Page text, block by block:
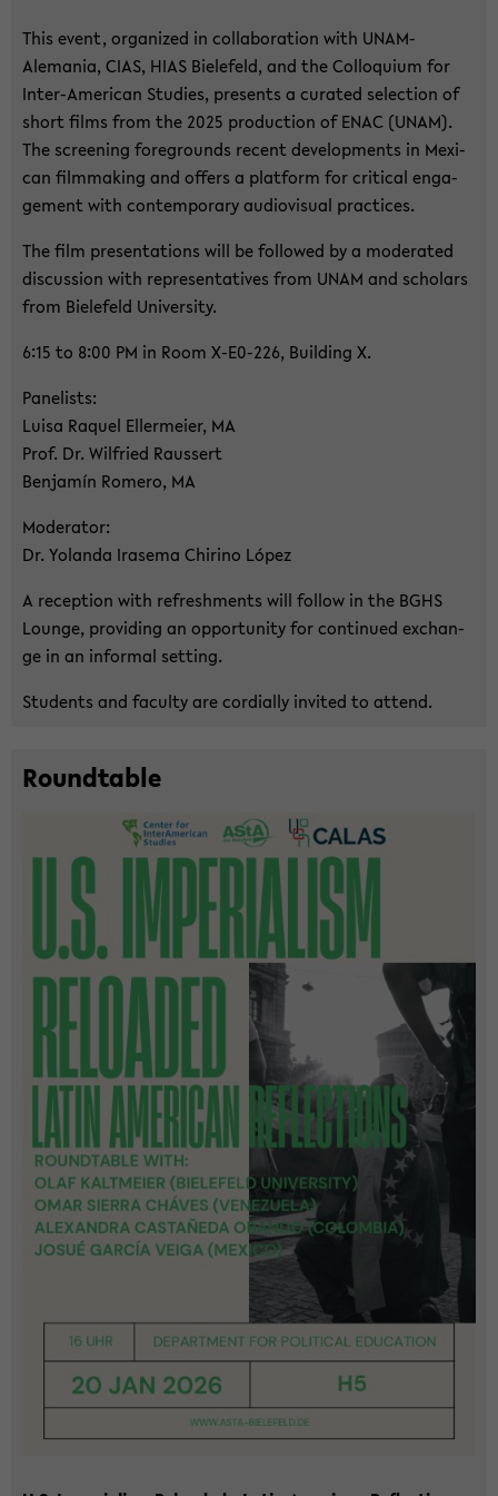
This event, or­ga­ni­zed in col­la­bo­ra­ti­on with UNAM-​
Alemania, CIAS, HIAS Bie­le­feld, and the Col­lo­qui­um for
Inter-​American Stu­dies, pres­ents a cu­ra­ted selec­tion of
short films from the 2025 pro­duc­tion of ENAC (UNAM).
The scree­ning fo­re­grounds re­cent de­ve­lo­p­ments in Me­xi­
can film­ma­king and of­fers a plat­form for cri­ti­cal en­ga­
ge­ment with con­tem­pora­ry au­dio­vi­su­al prac­ti­ces.
The film pre­sen­ta­ti­ons will be fol­lo­wed by a mo­de­ra­ted
dis­cus­sion with re­p­re­sen­ta­ti­ves from UNAM and scholars
from Bie­le­feld Uni­ver­si­ty.
6:15 to 8:00 PM in Room X-​E0-226, Buil­ding X.
Pa­nelists:
Luisa Raquel El­ler­mei­er, MA
Prof. Dr. Wil­fried Raus­sert
Ben­jamín Rome­ro, MA
Mo­de­ra­tor:
Dr. Yo­lan­da Ira­se­ma Chi­ri­no López
A re­cep­ti­on with re­fresh­ments will fol­low in the BGHS
Lounge, pro­vi­ding an op­por­tu­ni­ty for con­ti­nu­ed exchan­
ge in an in­for­mal set­ting.
Stu­dents and fa­cul­ty are cor­di­al­ly in­vi­ted to at­tend.
Round­ta­ble